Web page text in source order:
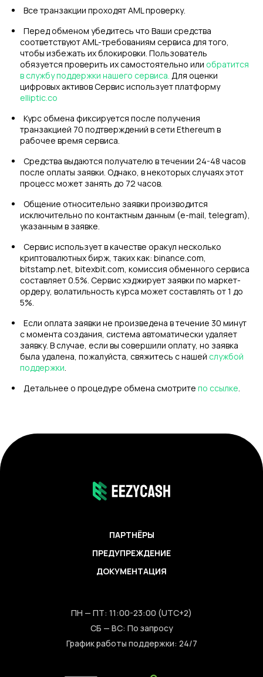
Все транзакции проходят AML проверку.
Перед обменом убедитесь что Ваши средства
соответствуют AML-требованиям сервиса для того,
чтобы избежать их блокировки. Пользователь
обязуется проверить их самостоятельно или обратится
в службу поддержки нашего сервиса. Для оценки
цифровых активов Сервис использует платформу
elliptic.co
Курс обмена фиксируется после получения
транзакцией 70 подтверждений в сети Ethereum в
рабочее время сервиса.
Средства выдаются получателю в течении 24-48 часов
после оплаты заявки. Однако, в некоторых случаях этот
процесс может занять до 72 часов.
Общение относительно заявки производится
исключительно по контактным данным (e-mail, telegram),
указанным в заявке.
Сервис использует в качестве оракул несколько
криптовалютных бирж, таких как: binance.com,
bitstamp.net, bitexbit.com, комиссия обменного сервиса
составляет 0.5%. Сервис хэджирует заявки по маркет-
ордеру, волатильность курса может составлять от 1 до
5%.
Если оплата заявки не произведена в течение 30 минут
с момента создания, система автоматически удаляет
заявку. В случае, если вы совершили оплату, но заявка
была удалена, пожалуйста, свяжитесь с нашей службой
поддержки.
Детальнее о процедуре обмена смотрите по ссылке.
ПАРТНЁРЫ
ПРЕДУПРЕЖДЕНИЕ
ДОКУМЕНТАЦИЯ
ПН — ПТ: 11:00-23:00 (UTC+2)
СБ — ВС: По запросу
График работы поддержки: 24/7